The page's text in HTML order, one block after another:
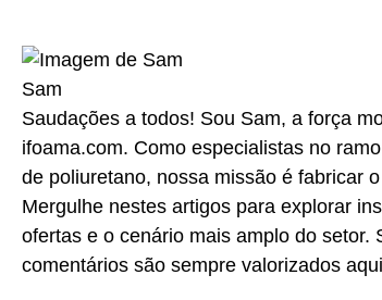
Sam
Saudações a todos! Sou Sam, a força
ifoama.com. Como especialistas no
de poliuretano, nossa missão é fabricar
Mergulhe nestes artigos para explorar
ofertas e o cenário mais amplo do setor.
comentários são sempre valorizados